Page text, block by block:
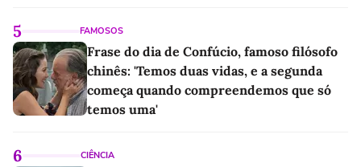
5 FAMOSOS
Frase do dia de Confúcio, famoso filósofo
chinês: 'Temos duas vidas, e a segunda
começa quando compreendemos que só
temos uma'
6 CIÊNCIA